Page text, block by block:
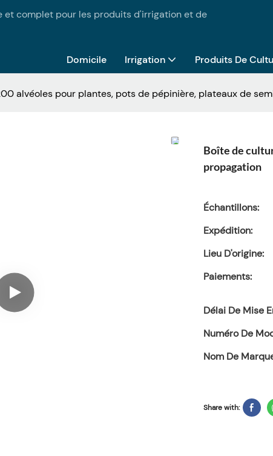
et complet pour les produits d'irrigation et de
Domicile Irrigation Produits De
alvéoles pour plantes, pots de pépinière, plateaux de
Boîte de
propagation
Échantillons:
Expédition:
Lieu D'origine:
Paiements:
Délai De Mise
Numéro De
Nom De
Share with: